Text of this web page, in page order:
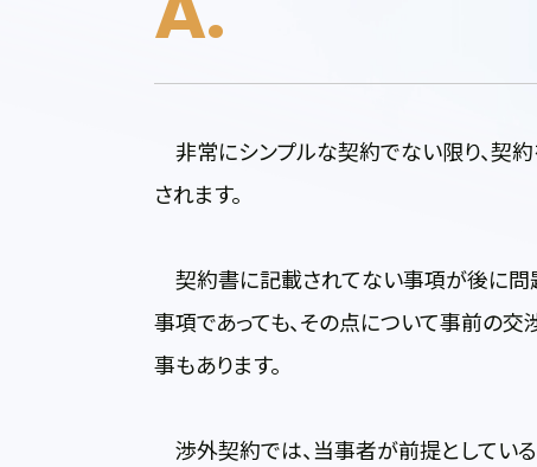
非常にシンプルな契約でない限り、契
されます。
契約書に記載されてない事項が後に問
事項であっても、その点について事前の
事もあります。
渉外契約では、当事者が前提としてい